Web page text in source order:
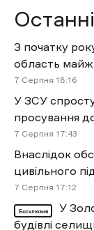
З початку
область
7 Cерпня 18:16
У ЗСУ
просування
7 Cерпня 17:43
Внаслідок
цивільного
7 Cерпня 17:12
Ексклюзив
У
будівлі